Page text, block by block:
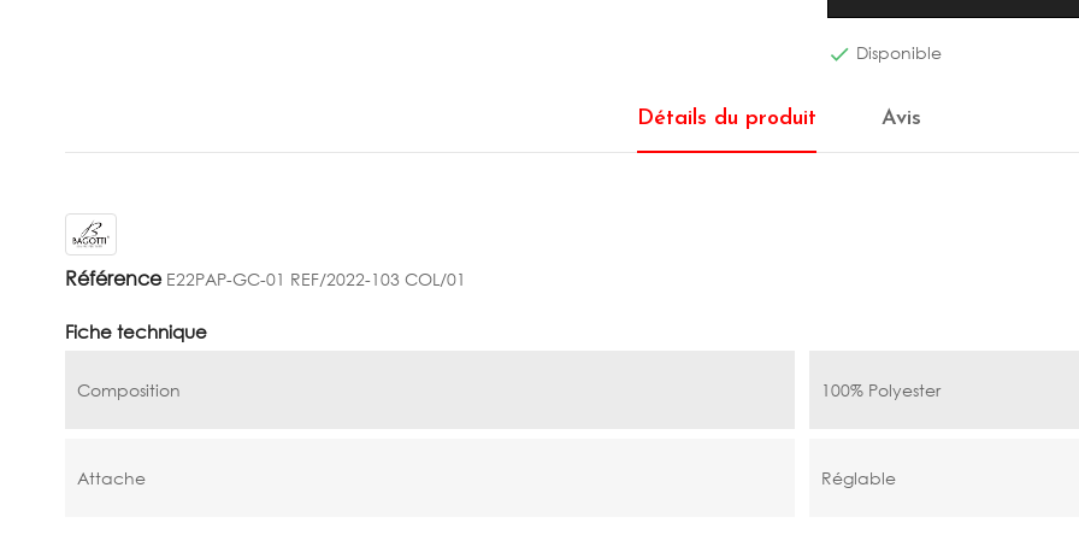
 Disponible
Détails du produit Avis
Référence E22PAP-GC-01 REF/2022-103 COL/01
Fiche technique
Composition 100% Polyester
Attache Réglable